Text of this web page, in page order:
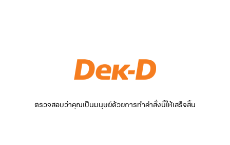
ตรวจสอบว่าคุณเป็นมนุษย์ด้วยการทำคำสั่งนี้ให้เสร็จสิ้น